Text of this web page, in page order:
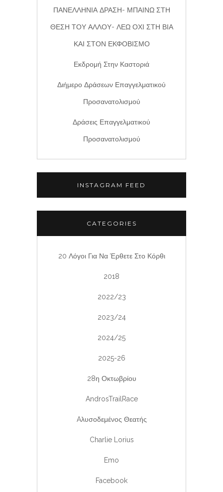
ΠΑΝΕΛΛΗΝΙΑ ΔΡΑΣΗ- ΜΠΑΙΝΩ ΣΤΗ
ΘΕΣΗ ΤΟΥ ΑΛΛΟΥ- ΛΕΩ ΟΧΙ ΣΤΗ ΒΙΑ
ΚΑΙ ΣΤΟΝ ΕΚΦΟΒΙΣΜΟ
Εκδρομή Στην Καστοριά
Διήμερο Δράσεων Επαγγελματικού
Προσανατολισμού
Δράσεις Επαγγελματικού
Προσανατολισμού
INSTAGRAM FEED
CATEGORIES
20 Λόγοι Για Να Έρθετε Στο Κόρθι
2018
2022/23
2023/24
2024/25
2025-26
28η Οκτωβρίου
AndrosTrailRace
Aλυσοδεμένος Θεατής
Charlie Lorius
Emo
Facebook